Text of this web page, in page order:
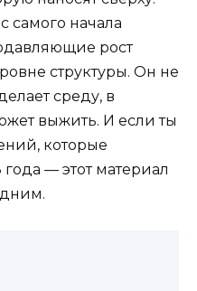
самого начала
рост
структуры. Он не
среду, в
выжить. И если ты
которые
— этот материал